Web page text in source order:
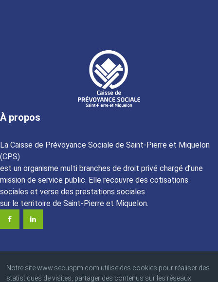
À propos
La Caisse de Prévoyance Sociale de Saint-Pierre et Miquelon
(CPS)
est un organisme multi branches de droit privé chargé d’une
mission de service public. Elle recouvre des cotisations
sociales et verse des prestations sociales
sur le territoire de Saint-Pierre et Miquelon.
Notre site www.secuspm.com utilise des cookies pour réaliser des
statistiques de visites, partager des contenus sur les réseaux